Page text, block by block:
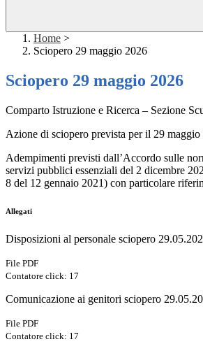
Home >
Sciopero 29 maggio 2026
Sciopero 29 maggio 2026
Comparto Istruzione e Ricerca – Sezione
Azione di sciopero prevista per il 29 maggio
Adempimenti previsti dall’Accordo sulle
servizi pubblici essenziali del 2 dicembre
8 del 12 gennaio 2021) con particolare
Allegati
Disposizioni al personale sciopero
File PDF
Contatore click: 17
Comunicazione ai genitori sciopero
File PDF
Contatore click: 17